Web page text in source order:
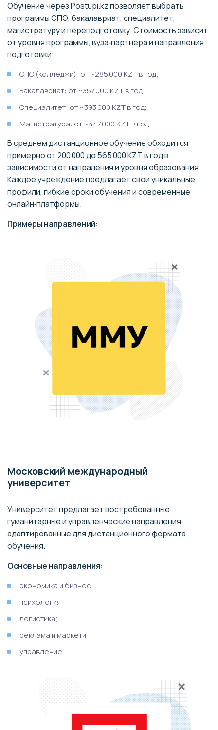
Обучение через Postupi.kz позволяет выбрать
программы СПО, бакалавриат, специалитет,
магистратуру и переподготовку. Стоимость зависит
от уровня программы, вуза‑партнера и направления
подготовки:
СПО (колледжи): от ~285 000 KZT в год;
Бакалавриат: от ~357 000 KZT в год;
Специалитет: от ~393 000 KZT в год;
Магистратура: от ~447 000 KZT в год.
В среднем дистанционное обучение обходится
примерно от 200 000 до 565 000 KZT в год в
зависимости от напраления и уровня образования.
Каждое учреждение предлагает свои уникальные
профили, гибкие сроки обучения и современные
онлайн‑платформы.
Примеры направлений:
Московский международный
университет
Университет предлагает востребованные
гуманитарные и управленческие направления,
адаптированные для дистанционного формата
обучения.
Основные направления:
экономика и бизнес;
психология;
логистика;
реклама и маркетинг;
управление.